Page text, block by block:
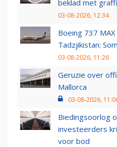
beklad met
03-08-2026, 12:34
Boeing 737
Tadzjikistan:
03-08-2026, 11:26
Geruzie over
Mallorca
03-08-2026,
Biedingsoorlog
investeerders
voor bod